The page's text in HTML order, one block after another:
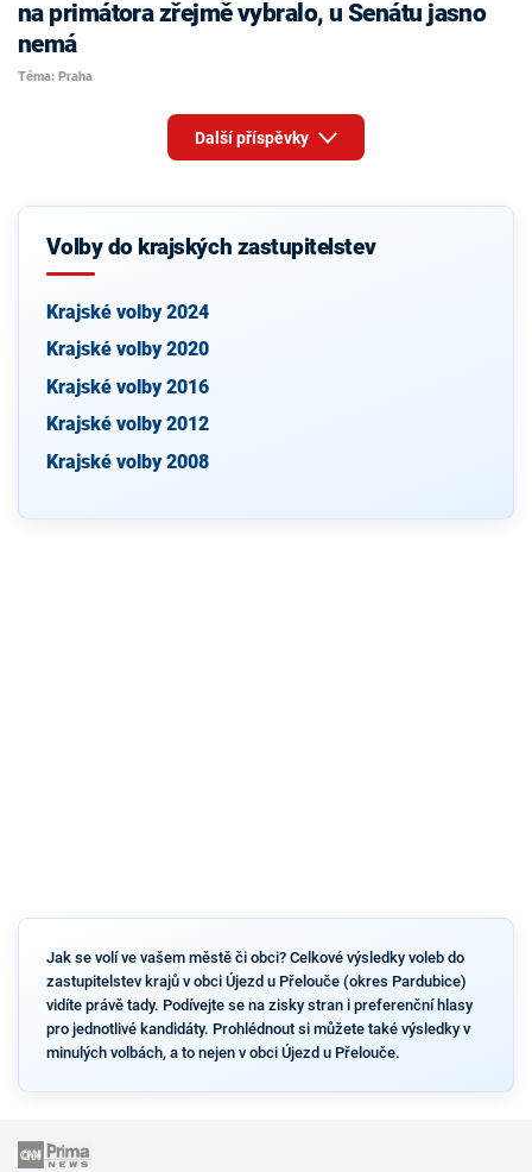
na primátora zřejmě vybralo, u Senátu jasno
nemá
Téma: Praha
Další příspěvky
Volby do krajských zastupitelstev
Krajské volby 2024
Krajské volby 2020
Krajské volby 2016
Krajské volby 2012
Krajské volby 2008
Jak se volí ve vašem městě či obci? Celkové výsledky voleb do
zastupitelstev krajů v obci Újezd u Přelouče (okres Pardubice)
vidíte právě tady. Podívejte se na zisky stran i preferenční hlasy
pro jednotlivé kandidáty. Prohlédnout si můžete také výsledky v
minulých volbách, a to nejen v obci Újezd u Přelouče.